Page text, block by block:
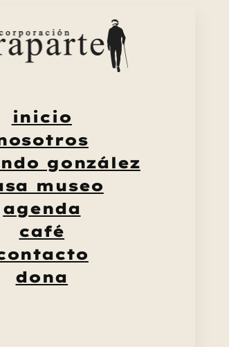
inicio
gonzález
museo
agenda
café
dona